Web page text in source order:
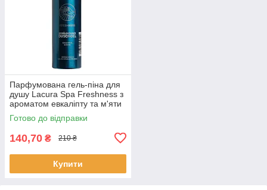
Парфумована гель-піна для
душу Lacura Spa Freshness з
ароматом евкаліпту та м'яти
200 мл
Готово до відправки
140,70 ₴ 210 ₴
Купити